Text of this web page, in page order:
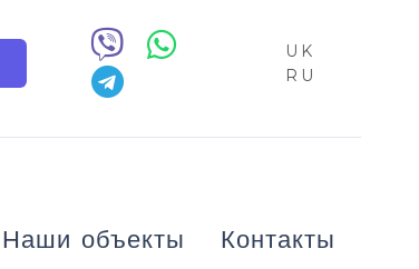
UK
RU
Наши объекты Контакты